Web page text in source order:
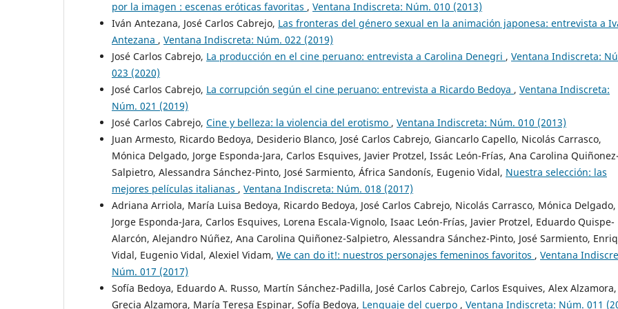
por la imagen : escenas eróticas favoritas , Ventana Indiscreta: Núm. 010 (2013)
Iván Antezana, José Carlos Cabrejo, Las fronteras del género sexual en la animación japonesa: entrevista a
Antezana , Ventana Indiscreta: Núm. 022 (2019)
José Carlos Cabrejo, La producción en el cine peruano: entrevista a Carolina Denegri , Ventana Indiscreta:
023 (2020)
José Carlos Cabrejo, La corrupción según el cine peruano: entrevista a Ricardo Bedoya , Ventana Indiscreta:
Núm. 021 (2019)
José Carlos Cabrejo, Cine y belleza: la violencia del erotismo , Ventana Indiscreta: Núm. 010 (2013)
Juan Armesto, Ricardo Bedoya, Desiderio Blanco, José Carlos Cabrejo, Giancarlo Capello, Nicolás Carrasco,
Mónica Delgado, Jorge Esponda-Jara, Carlos Esquives, Javier Protzel, Issác León-Frías, Ana Carolina Quiñonez-
Salpietro, Alessandra Sánchez-Pinto, José Sarmiento, África Sandonís, Eugenio Vidal, Nuestra selección: las
mejores películas italianas , Ventana Indiscreta: Núm. 018 (2017)
Adriana Arriola, María Luisa Bedoya, Ricardo Bedoya, José Carlos Cabrejo, Nicolás Carrasco, Mónica Delgado,
Jorge Esponda-Jara, Carlos Esquives, Lorena Escala-Vignolo, Isaac León-Frías, Javier Protzel, Eduardo Quispe-
Alarcón, Alejandro Núñez, Ana Carolina Quiñonez-Salpietro, Alessandra Sánchez-Pinto, José Sarmiento,
Vidal, Eugenio Vidal, Alexiel Vidam, We can do it!: nuestros personajes femeninos favoritos , Ventana
Núm. 017 (2017)
Sofía Bedoya, Eduardo A. Russo, Martín Sánchez-Padilla, José Carlos Cabrejo, Carlos Esquives, Alex Alzamora,
Grecia Alzamora, María Teresa Espinar, Sofía Bedoya, Lenguaje del cuerpo , Ventana Indiscreta: Núm. 011